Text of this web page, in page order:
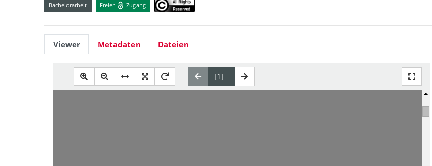
Bachelorarbeit Freier Zugang
Viewer Metadaten Dateien